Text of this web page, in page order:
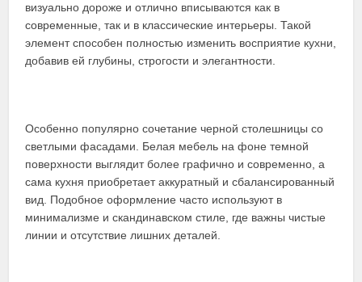
визуально дороже и отлично вписываются как в
современные, так и в классические интерьеры. Такой
элемент способен полностью изменить восприятие кухни,
добавив ей глубины, строгости и элегантности.
Особенно популярно сочетание черной столешницы со
светлыми фасадами. Белая мебель на фоне темной
поверхности выглядит более графично и современно, а
сама кухня приобретает аккуратный и сбалансированный
вид. Подобное оформление часто используют в
минимализме и скандинавском стиле, где важны чистые
линии и отсутствие лишних деталей.